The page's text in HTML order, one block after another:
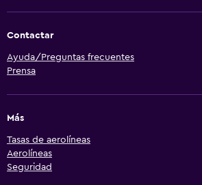
Contactar
Ayuda/Preguntas frecuentes
Prensa
Más
Tasas de aerolíneas
Aerolíneas
Seguridad